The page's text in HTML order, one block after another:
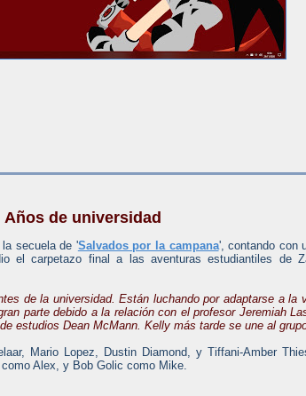
de universidad
secuela de 'Salvados por la campana', contando con
el carpetazo final a las aventuras estudiantiles de
de la universidad. Están luchando por adaptarse a la
parte debido a la relación con el profesor Jeremiah
estudios Dean McMann. Kelly más tarde se une al
Mario Lopez, Dustin Diamond, y Tiffani-Amber
Alex, y Bob Golic como Mike.